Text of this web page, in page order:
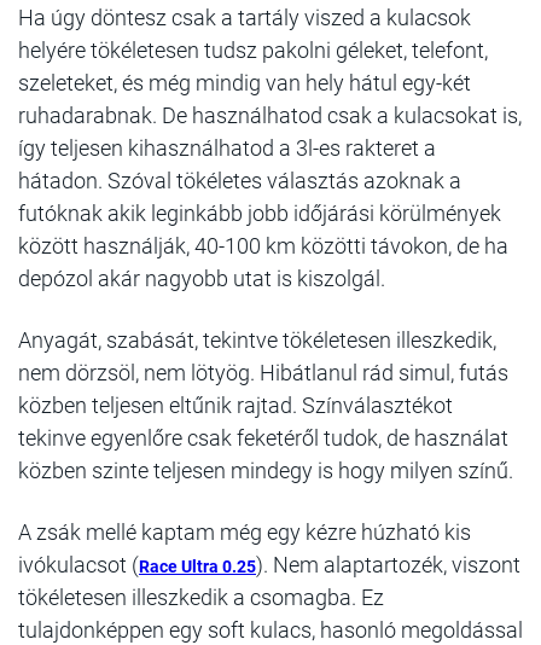
Ha úgy döntesz csak a tartály viszed a kulacsok
helyére tökéletesen tudsz pakolni géleket, telefont,
szeleteket, és még mindig van hely hátul egy-két
ruhadarabnak. De használhatod csak a kulacsokat is,
így teljesen kihasználhatod a 3l-es rakteret a
hátadon. Szóval tökéletes választás azoknak a
futóknak akik leginkább jobb időjárási körülmények
között használják, 40-100 km közötti távokon, de ha
depózol akár nagyobb utat is kiszolgál.
Anyagát, szabását, tekintve tökéletesen illeszkedik,
nem dörzsöl, nem lötyög. Hibátlanul rád simul, futás
közben teljesen eltűnik rajtad. Színválasztékot
tekinve egyenlőre csak feketéről tudok, de használat
közben szinte teljesen mindegy is hogy milyen színű.
A zsák mellé kaptam még egy kézre húzható kis
ivókulacsot (Race Ultra 0.25). Nem alaptartozék, viszont
tökéletesen illeszkedik a csomagba. Ez
tulajdonképpen egy soft kulacs, hasonló megoldással